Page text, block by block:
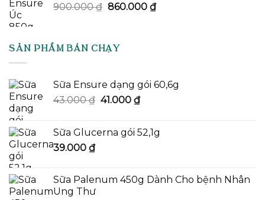
900.000₫ Giá
900.000 ₫.
860.000 ₫Giá
SẢN PHẨM BÁN CHẠY
Sữa Ensure dạng gói 60,6g
43.000₫ Giá
43.000 ₫.
41.000 ₫Giá
là:
Sữa Glucerna gói 52,1g
39.000 ₫
Sữa Palenum 450g Dành Cho bệnh Nhân
Ung Thư